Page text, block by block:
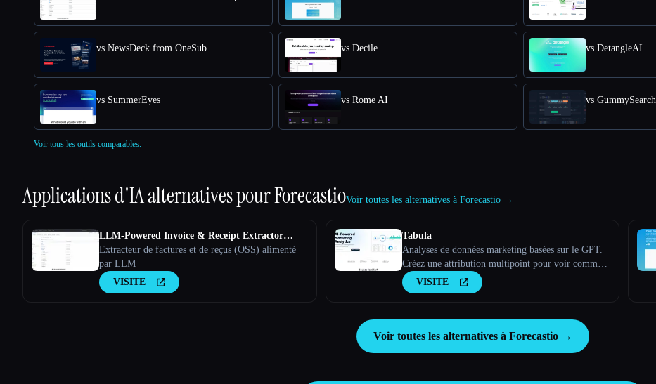
vs NewsDeck from OneSub vs Decile vs DetangleAI
vs SummerEyes vs Rome AI vs GummySearch
Voir tous les outils comparables.
Applications d'IA alternatives pourForecastioVoir toutes les alternatives à Forecastio →
LLM-Powered Invoice & Receipt Extractor
(OSS)
Extracteur de factures et de reçus (OSS) alimenté
par LLM
VISITE
Tabula
Analyses de données marketing basées sur le GPT.
Créez une attribution multipoint pour voir comment
les différents canaux marketing interagissent pour
convertir les prospects en clients
VISITE
Voir toutes les alternatives à Forecastio →